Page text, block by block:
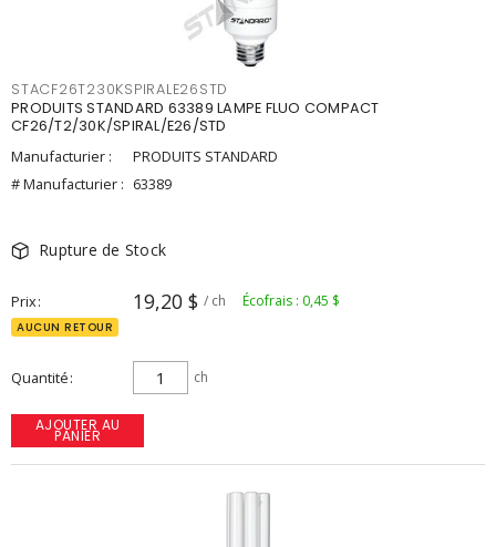
STACF26T230KSPIRALE26STD
PRODUITS STANDARD 63389 LAMPE FLUO COMPACT
CF26/T2/30K/SPIRAL/E26/STD
Manufacturier :
PRODUITS STANDARD
# Manufacturier : 63389
Rupture de Stock
Prix 19,20 $ / ch Écofrais : 0,45 $
AUCUN RETOUR
Quantité ch
AJOUTER AU
PANIER